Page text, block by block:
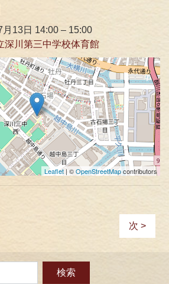
月13日 14:00 – 15:00
深川第三中学校体育館
Leaflet | ©OpenStreetMapcontributors
次 >